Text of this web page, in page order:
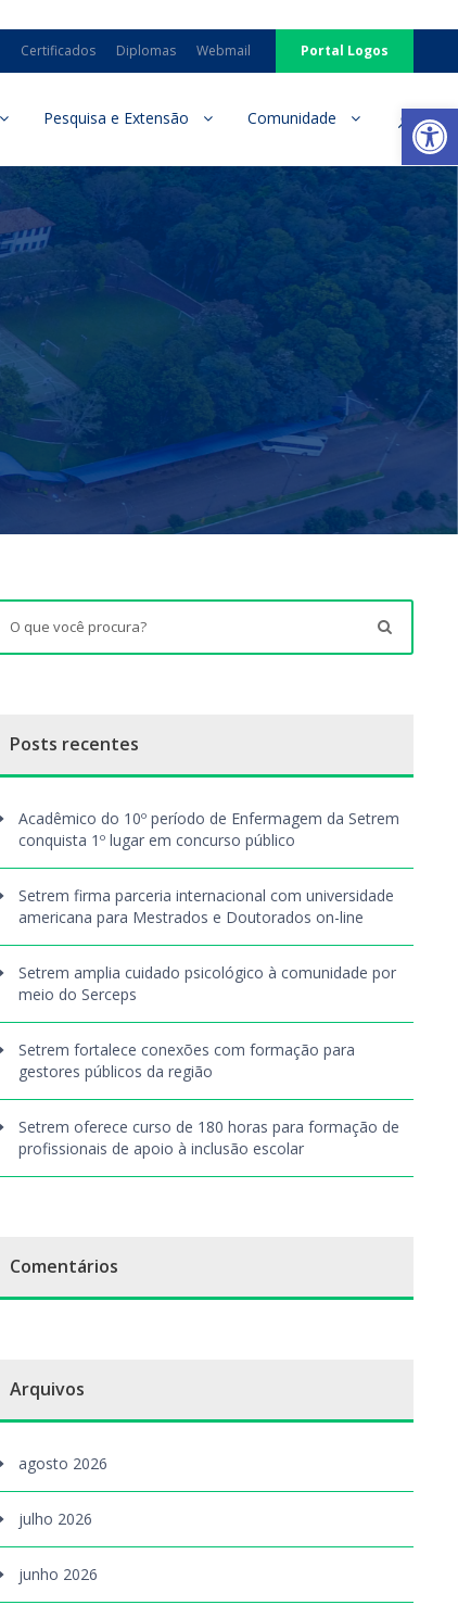
Certificados Diplomas Webmail Portal Logos
Pesquisa e Extensão Comunidade
Posts recentes
Acadêmico do 10º período de Enfermagem da Setrem
conquista 1º lugar em concurso público
Setrem firma parceria internacional com universidade
americana para Mestrados e Doutorados on-line
Setrem amplia cuidado psicológico à comunidade por
meio do Serceps
Setrem fortalece conexões com formação para
gestores públicos da região
Setrem oferece curso de 180 horas para formação de
profissionais de apoio à inclusão escolar
Comentários
Arquivos
agosto 2026
julho 2026
junho 2026